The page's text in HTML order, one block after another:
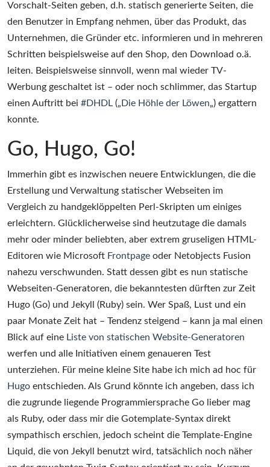
Vorschalt-Seiten geben, d.h. statisch generierte Seiten, die
den Benutzer in Empfang nehmen, über das Produkt, das
Unternehmen, die Gründer etc. informieren und in mehreren
Schritten beispielsweise auf den Shop, den Download o.ä.
leiten. Beispielsweise sinnvoll, wenn mal wieder TV-
Werbung geschaltet ist – oder noch schlimmer, das Startup
einen Auftritt bei #DHDL („ Die Höhle der Löwen„) ergattern
konnte.
Go, Hugo, Go!
Immerhin gibt es inzwischen neuere Entwicklungen, die die
Erstellung und Verwaltung statischer Webseiten im
Vergleich zu handgeklöppelten Perl-Skripten um einiges
erleichtern. Glücklicherweise sind heutzutage die damals
mehr oder minder beliebten, aber extrem gruseligen HTML-
Editoren wie Microsoft Frontpage oder Netobjects Fusion
nahezu verschwunden. Statt dessen gibt es nun statische
Webseiten-Generatoren, die bekanntesten dürften zur Zeit
Hugo (Go) und Jekyll (Ruby) sein. Wer Spaß, Lust und ein
paar Monate Zeit hat – Tendenz steigend – kann ja mal einen
Blick auf eine Liste von statischen Website-Generatoren
werfen und alle Initiativen einem genaueren Test
unterziehen. Für meine kleine Site habe ich mich ad hoc für
Hugo entschieden. Als Grund könnte ich angeben, dass ich
die zugrunde liegende Programmiersprache Go lieber mag
als Ruby, oder dass mir die Gotemplate-Syntax direkt
sympathisch erschien, jedoch scheint die Template-Engine
Liquid, die von Jekyll benutzt wird, tatsächlich noch näher